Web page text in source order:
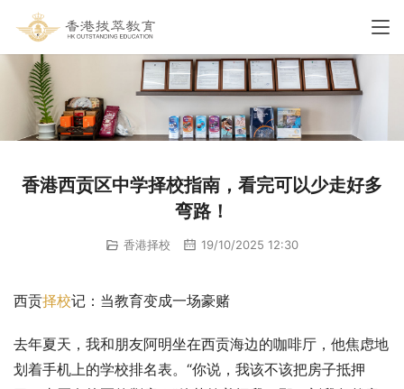
香港西贡区中学择校指南，看完可以少走好多
弯路！
香港择校 19/10/2025 12:30
西贡择校记：当教育变成一场豪赌
去年夏天，我和朋友阿明坐在西贡海边的咖啡厅，他焦虑地
划着手机上的学校排名表。“你说，我该不该把房子抵押